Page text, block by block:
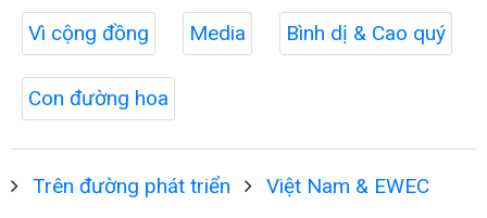
Vì cộng đồng Media Bình dị & Cao quý
Con đường hoa
Trên đường phát triển Việt Nam & EWEC